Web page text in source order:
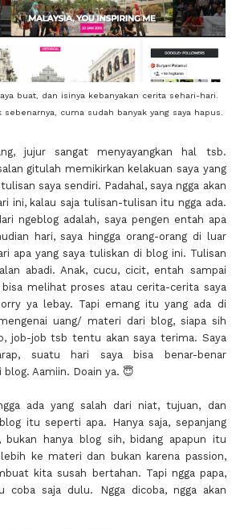
buat, dan isinya kebanyakan cerita sehari-hari.
sebenarnya, cuma sudah banyak yang saya hapus.
jujur sangat menyayangkan hal tsb.
gitulah memikirkan kelakuan saya yang
saya sendiri. Padahal, saya ngga akan
ini, kalau saja tulisan-tulisan itu ngga ada.
ngeblog adalah, saya pengen entah apa
hari, saya hingga orang-orang di luar
apa yang saya tuliskan di blog ini. Tulisan
abadi. Anak, cucu, cicit, entah sampai
bisa melihat proses atau cerita-cerita saya
ya lebay. Tapi emang itu yang ada di
uang/ materi dari blog, siapa sih
job-job tsb tentu akan saya terima. Saya
suatu hari saya bisa benar-benar
blog. Aamiin. Doain ya. 😇
ada yang salah dari niat, tujuan, dan
itu seperti apa. Hanya saja, sepanjang
bukan hanya blog sih, bidang apapun itu
ke materi dan bukan karena passion,
kita susah bertahan. Tapi ngga papa,
coba saja dulu. Ngga dicoba, ngga akan